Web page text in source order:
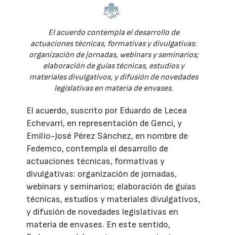
El acuerdo contempla el desarrollo de
actuaciones técnicas, formativas y divulgativas:
organización de jornadas, webinars y seminarios;
elaboración de guías técnicas, estudios y
materiales divulgativos, y difusión de novedades
legislativas en materia de envases.
El acuerdo, suscrito por Eduardo de Lecea
Echevarri, en representación de Genci, y
Emilio-José Pérez Sánchez, en nombre de
Fedemco, contempla el desarrollo de
actuaciones técnicas, formativas y
divulgativas: organización de jornadas,
webinars y seminarios; elaboración de guías
técnicas, estudios y materiales divulgativos,
y difusión de novedades legislativas en
materia de envases. En este sentido,